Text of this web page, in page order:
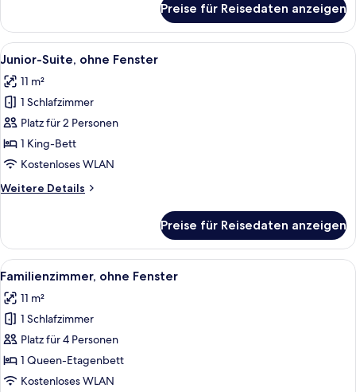
Room
Accessible
Preise für Reisedaten anzeigen
Alle
Fotos
für
Junior-
Suite,
ohne
Fenster
Ein modernes Hotelzimmer mit
6
Junior-Suite, ohne Fenster
11 m²
1 Schlafzimmer
Platz für 2 Personen
1 King-Bett
Kostenloses WLAN
Weitere Details
Weitere
Suite,
ohne
Fenster
Preise für Reisedaten anzeigen
Alle
Fotos
für
Familienzimmer,
ohne
Fenster
anzeigen
Ein kleines Hotelzimmer mit einem
6
Familienzimmer, ohne Fenster
11 m²
1 Schlafzimmer
Platz für 4 Personen
1 Queen-Etagenbett
Kostenloses WLAN